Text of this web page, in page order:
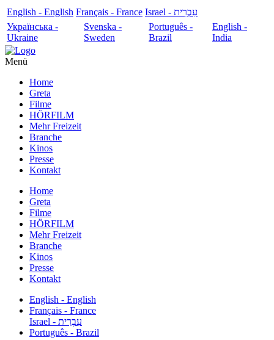
English - English Français - France
עִבְרִית - Israel
Українська -
Ukraine
Svenska -
Sweden
Português -
Brazil
English -
India
Menü
Home
Greta
Filme
HÖRFILM
Mehr Freizeit
Branche
Kinos
Presse
Kontakt
Home
Greta
Filme
HÖRFILM
Mehr Freizeit
Branche
Kinos
Presse
Kontakt
English - English
Français - France
עִבְרִית - Israel
Português - Brazil